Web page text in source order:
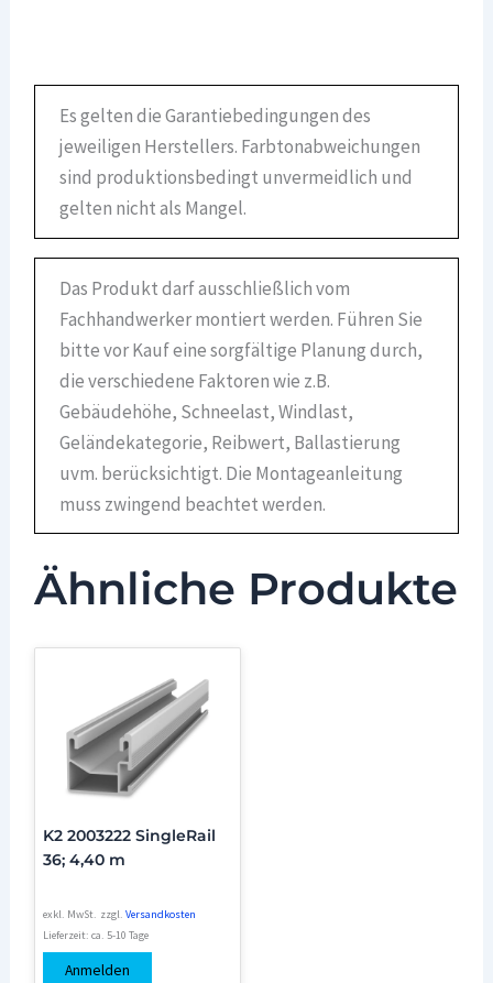
Es gelten die Garantiebedingungen des
jeweiligen Herstellers. Farbtonabweichungen
sind produktionsbedingt unvermeidlich und
gelten nicht als Mangel.
Das Produkt darf ausschließlich vom
Fachhandwerker montiert werden. Führen Sie
bitte vor Kauf eine sorgfältige Planung durch,
die verschiedene Faktoren wie z.B.
Gebäudehöhe, Schneelast, Windlast,
Geländekategorie, Reibwert, Ballastierung
uvm. berücksichtigt. Die Montageanleitung
muss zwingend beachtet werden.
Ähnliche Produkte
K2 2003222 SingleRail
36; 4,40 m
exkl. MwSt. zzgl.Versandkosten
Lieferzeit:ca. 5-10 Tage
Anmelden